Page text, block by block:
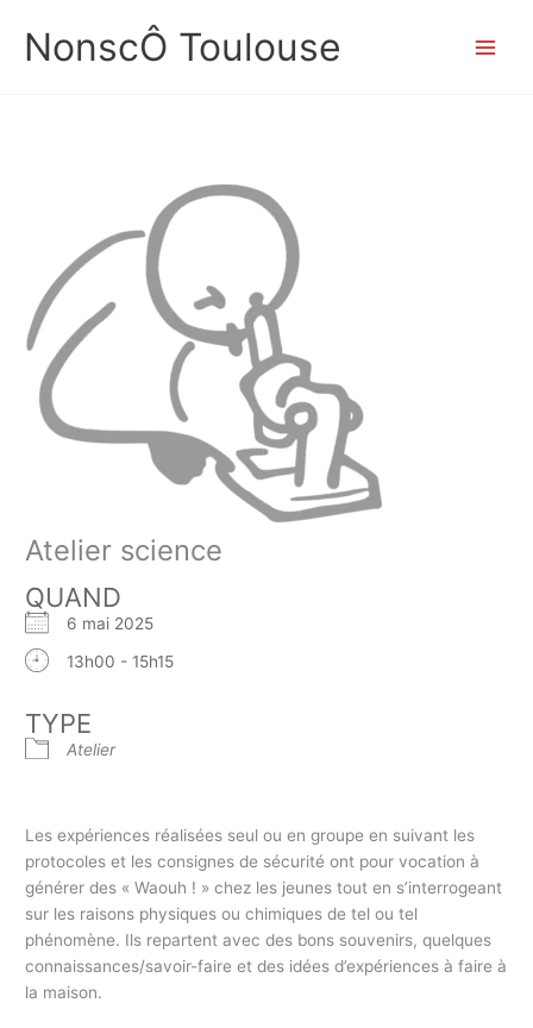
contenu
NonscÔ Toulouse
Atelier science
QUAND
6 mai 2025
13h00 - 15h15
TYPE
Atelier
Les expériences réalisées seul ou en groupe en suivant les
protocoles et les consignes de sécurité ont pour vocation à
générer des « Waouh ! » chez les jeunes tout en s’interrogeant
sur les raisons physiques ou chimiques de tel ou tel
phénomène. Ils repartent avec des bons souvenirs, quelques
connaissances/savoir-faire et des idées d’expériences à faire à
la maison.